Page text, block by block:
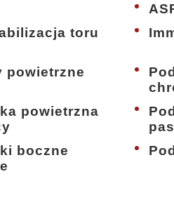
toru
powietrzne
powietrzna
boczne